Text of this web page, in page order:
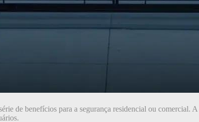
de benefícios para a segurança residencial ou comercial.